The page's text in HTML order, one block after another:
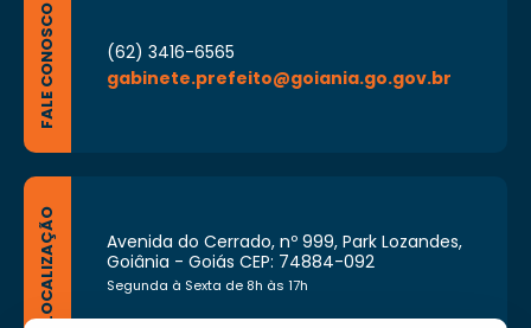
FALE CONOSCO
(62) 3416-6565
gabinete.prefeito@goiania.go.gov.br
LOCALIZAÇÃO
Avenida do Cerrado, nº 999, Park Lozandes,
Goiânia - Goiás CEP: 74884-092
Segunda à Sexta de 8h às 17h